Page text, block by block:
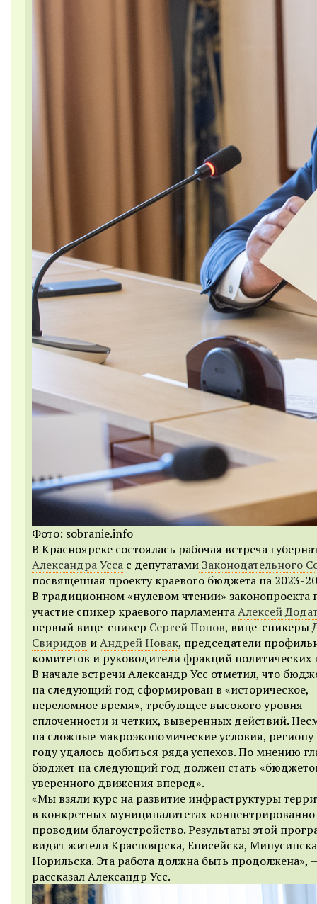
Фото: sobranie.info
В Красноярске состоялась рабочая встреча
Александра Усса с депутатамиЗаконодательного
посвященная проекту краевого бюджета на 2023-
В традиционном «нулевом чтении» законопроекта
участие спикер краевого парламентаАлексей
первый вице-спикер Сергей Попов, вице-спикеры
Свиридов иАндрей Новак, председатели
комитетов и руководители фракций политических
В начале встречи Александр Усс отметил, что
на следующий год сформирован в «историческое,
переломное время», требующее высокого уровня
сплоченности и четких, выверенных действий.
на сложные макроэкономические условия, региону
году удалось добиться ряда успехов. По мнению
бюджет на следующий год должен стать
уверенного движения вперед».
«Мы взяли курс на развитие инфраструктуры
в конкретных муниципалитетах концентрированно
проводим благоустройство. Результаты этой
видят жители Красноярска, Енисейска,
Норильска. Эта работа должна быть продолжена»,
рассказал Александр Усс.